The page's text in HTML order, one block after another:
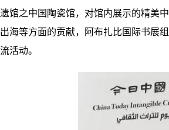
馆之中国陶瓷馆，对馆内展示的精美
海等方面的贡献，阿布扎比国际书展
活动。